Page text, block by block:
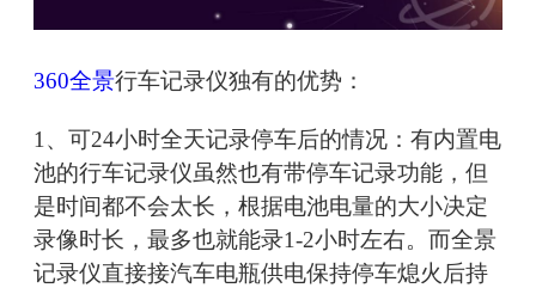
360全景行车记录仪独有的优势：
1、可24小时全天记录停车后的情况：有内置电
池的行车记录仪虽然也有带停车记录功能，但
是时间都不会太长，根据电池电量的大小决定
录像时长，最多也就能录1-2小时左右。而全景
记录仪直接接汽车电瓶供电保持停车熄火后持